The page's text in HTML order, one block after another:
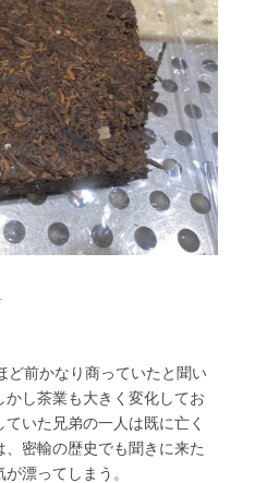
ど前かなり商っていたと聞い
し茶業も大きく変化してお
いた兄弟の一人は既に亡く
密輸の歴史でも聞きに来た
漂ってしまう。